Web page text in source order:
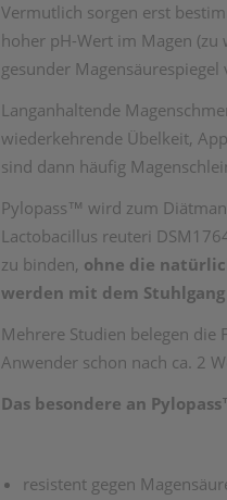
Vermutlich sorgen erst
hoher pH-Wert im Magen (zu
gesunder
Langanhaltende
wiederkehrende Übelkeit,
sind dann häufig
Pylopass™ wird zum
Lactobacillus reuteri
zu binden, ohne die
werden mit dem Stuhlgang
Mehrere Studien belegen
Anwender schon nach ca. 2
Das besondere an
resistent gegen